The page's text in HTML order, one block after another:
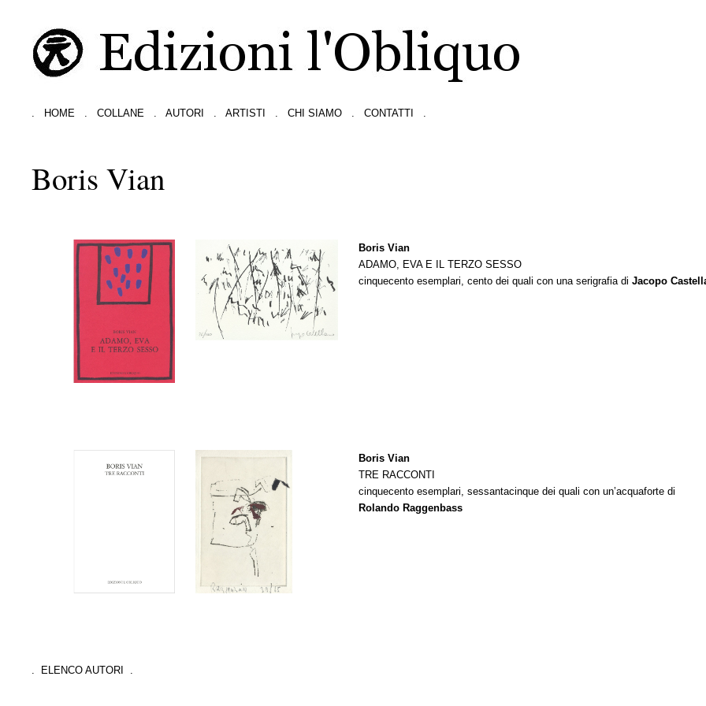
. HOME . COLLANE . AUTORI . ARTISTI . CHI SIAMO . CONTATTI .
Boris Vian
Boris Vian
ADAMO, EVA E IL TERZO SESSO
cinquecento esemplari, cento dei quali con una serigrafia di Jacopo
Boris Vian
TRE RACCONTI
cinquecento esemplari, sessantacinque dei quali con un’acquaforte di
Rolando Raggenbass
. ELENCO AUTORI .